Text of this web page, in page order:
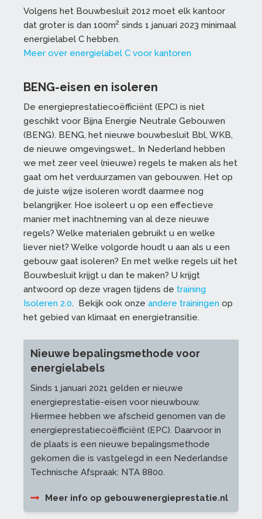
Volgens het Bouwbesluit 2012 moet elk kantoor
dat groter is dan 100m2 sinds 1 januari 2023 minimaal
energielabel C hebben.
Meer over energielabel C voor kantoren
BENG-eisen en isoleren
De energieprestatiecoëfficiënt (EPC) is niet
geschikt voor Bijna Energie Neutrale Gebouwen
(BENG). BENG, het nieuwe bouwbesluit Bbl, WKB,
de nieuwe omgevingswet… In Nederland hebben
we met zeer veel (nieuwe) regels te maken als het
gaat om het verduurzamen van gebouwen. Het op
de juiste wijze isoleren wordt daarmee nog
belangrijker. Hoe isoleert u op een effectieve
manier met inachtneming van al deze nieuwe
regels? Welke materialen gebruikt u en welke
liever niet? Welke volgorde houdt u aan als u een
gebouw gaat isoleren? En met welke regels uit het
Bouwbesluit krijgt u dan te maken? U krijgt
antwoord op deze vragen tijdens de training
Isoleren 2.0. Bekijk ook onze andere trainingen op
het gebied van klimaat en energietransitie.
Nieuwe bepalingsmethode voor
energielabels
Sinds 1 januari 2021 gelden er nieuwe
energieprestatie-eisen voor nieuwbouw.
Hiermee hebben we afscheid genomen van de
energieprestatiecoëfficiënt (EPC). Daarvoor in
de plaats is een nieuwe bepalingsmethode
gekomen die is vastgelegd in een Nederlandse
Technische Afspraak: NTA 8800.
Meer info op gebouwenergieprestatie.nl